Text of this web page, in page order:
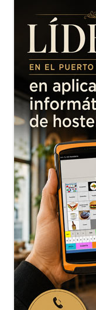
principal